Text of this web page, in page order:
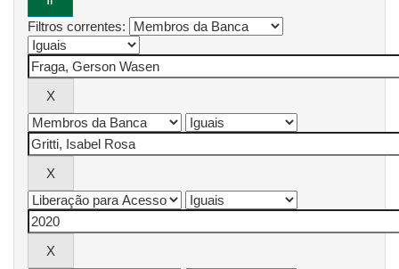
Filtros correntes: